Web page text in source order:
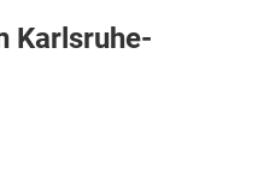
Karlsruhe-